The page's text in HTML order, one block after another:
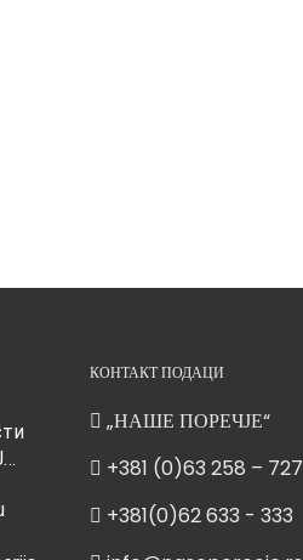
КОНТАКТ ПОДАЦИ
„НАШЕ ПОРЕЧЈЕ“
+381 (0)63 258 – 727
+381(0)62 633 - 333